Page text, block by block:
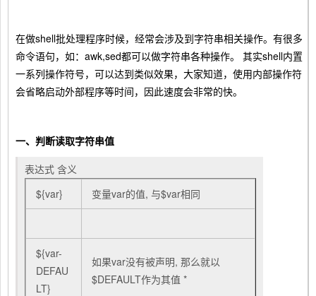
在做shell批处理程序时候，经常会涉及到字符串相关操作。有很多
命令语句，如：awk,sed都可以做字符串各种操作。 其实shell内置
一系列操作符号，可以达到类似效果，大家知道，使用内部操作符
会省略启动外部程序等时间，因此速度会非常的快。
一、判断读取字符串值
表达式 含义
${var}
变量var的值, 与$var相同
${var-
DEFAU
LT}
如果var没有被声明, 那么就以
$DEFAULT作为其值 *